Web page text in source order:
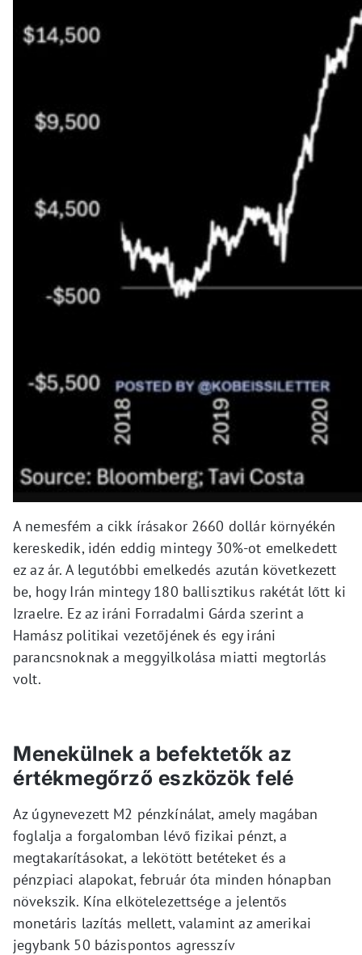
A nemesfém a cikk írásakor 2660 dollár környékén
kereskedik, idén eddig mintegy 30%-ot emelkedett
ez az ár. A legutóbbi emelkedés azután következett
be, hogy Irán mintegy 180 ballisztikus rakétát lőtt ki
Izraelre. Ez az iráni Forradalmi Gárda szerint a
Hamász politikai vezetőjének és egy iráni
parancsnoknak a meggyilkolása miatti megtorlás
volt.
Menekülnek a befektetők az
értékmegőrző eszközök felé
Az úgynevezett M2 pénzkínálat, amely magában
foglalja a forgalomban lévő fizikai pénzt, a
megtakarításokat, a lekötött betéteket és a
pénzpiaci alapokat, február óta minden hónapban
növekszik. Kína elkötelezettsége a jelentős
monetáris lazítás mellett, valamint az amerikai
jegybank 50 bázispontos agresszív